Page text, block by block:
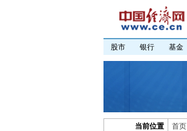
股市
银行 基金
当前位置 首页